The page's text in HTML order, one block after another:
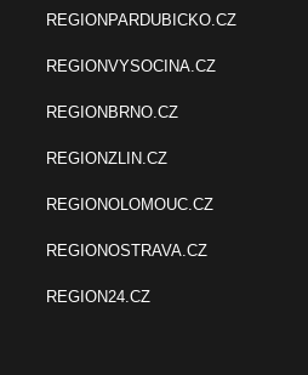
REGIONPARDUBICKO.CZ
REGIONVYSOCINA.CZ
REGIONBRNO.CZ
REGIONZLIN.CZ
REGIONOLOMOUC.CZ
REGIONOSTRAVA.CZ
REGION24.CZ